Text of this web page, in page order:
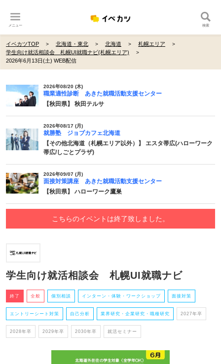
メニュー 検索
イベカツTOP 北海道・東北 北海道
札幌エリア
学生向け就活相談会 札幌UI就職ナビ(札幌エリア)
2026年6月13日(土) WEB配信
2026年08/20 (木)
職業適性診断 あきた就職活動支援センター
【秋田県】 秋田テルサ
2026年08/17 (月)
就勝塾 ジョブカフェ北海道
【その他北海道（札幌エリア以外）】 エスタ帯広(ハローワーク
帯広/しごとプラザ)
2026年09/07 (月)
面接対策講座 あきた就職活動支援センター
【秋田県】 ハローワーク鷹巣
こちらのイベントは終了致しました。
学生向け就活相談会 札幌UI就職ナビ
終了 全般 個別相談 インターン・体験・ワークショップ 面接対策
エントリーシート対策 自己分析 業界研究・企業研究・職種研究 2027年卒
2028年卒 2029年卒 2030年卒 就活セミナー